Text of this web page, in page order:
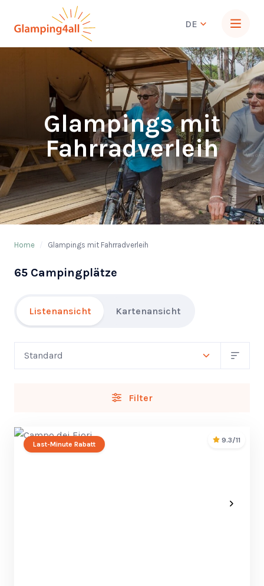
DE
Glampings mit
Fahrradverleih
Home Glampings mit Fahrradverleih
Listenansicht Kartenansicht
65 Campingplätze
Filter
Last-Minute Rabatt 9.3/11